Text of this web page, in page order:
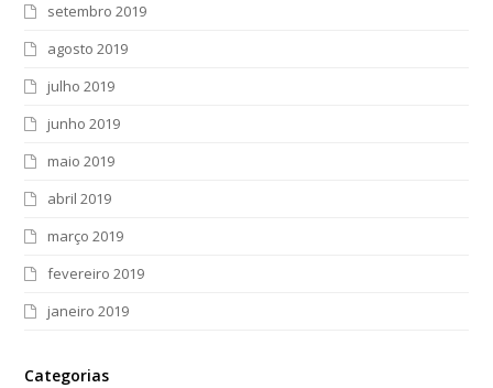
setembro 2019
agosto 2019
julho 2019
junho 2019
maio 2019
abril 2019
março 2019
fevereiro 2019
janeiro 2019
Categorias